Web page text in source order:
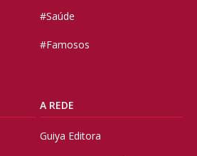
#Saúde
#Famosos
A REDE
Guiya Editora